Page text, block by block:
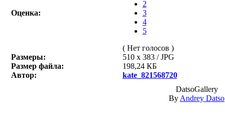
Оценка:
2
3
4
5
( Нет голосов )
Размеры:
510 x 383 / JPG
Размер файла:
198,24 КБ
Автор:
kate_821568720
DatsoGallery
By Andrey Datso